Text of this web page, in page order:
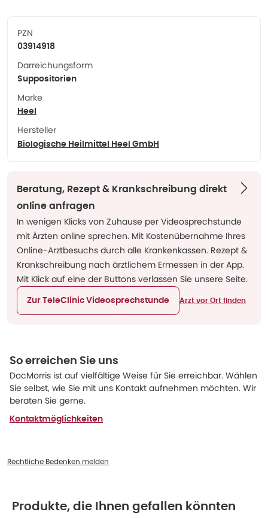
PZN
03914918
Darreichungsform
Suppositorien
Marke
Heel
Hersteller
Biologische Heilmittel Heel GmbH
Beratung, Rezept & Krankschreibung direkt
online anfragen
In wenigen Klicks von Zuhause per Videosprechstunde
mit Ärzten online sprechen. Mit Kostenübernahme Ihres
Online-Arztbesuchs durch alle Krankenkassen. Rezept &
Krankschreibung nach ärztlichem Ermessen in der App.
Mit Klick auf eine der Buttons verlassen Sie unsere Seite.
Zur TeleClinic Videosprechstunde Arzt vor Ort finden
So erreichen Sie uns
DocMorris ist auf vielfältige Weise für Sie erreichbar. Wählen
Sie selbst, wie Sie mit uns Kontakt aufnehmen möchten. Wir
beraten Sie gerne.
Kontaktmöglichkeiten
Rechtliche Bedenken melden
Produkte, die Ihnen gefallen könnten